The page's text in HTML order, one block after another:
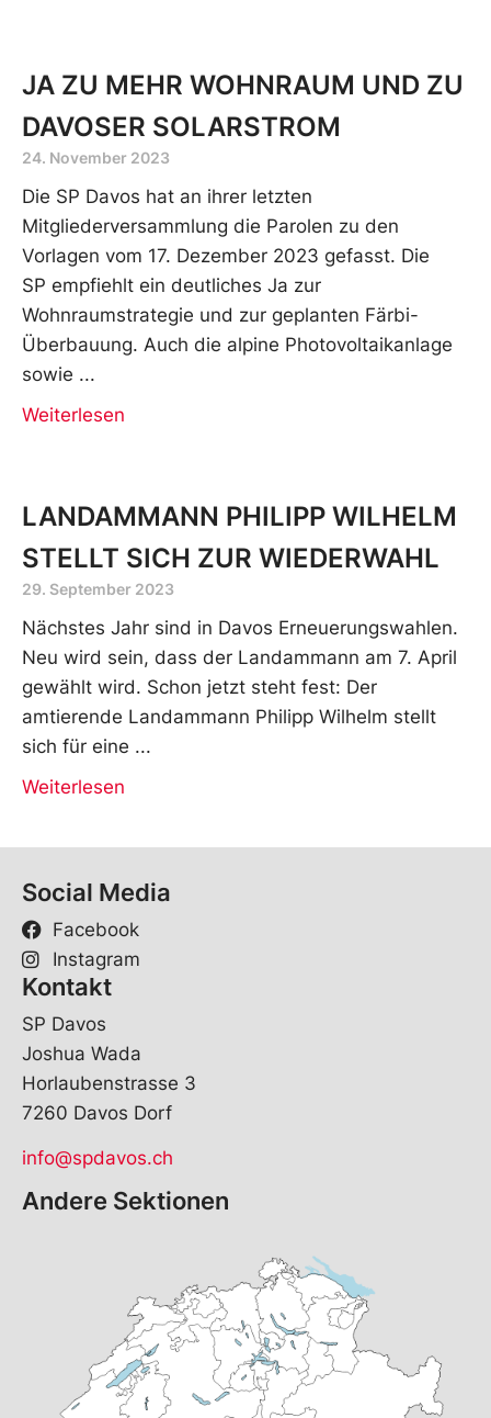
JA ZU MEHR WOHNRAUM UND ZU
DAVOSER SOLARSTROM
24. November 2023
Die SP Davos hat an ihrer letzten
Mitgliederversammlung die Parolen zu den
Vorlagen vom 17. Dezember 2023 gefasst. Die
SP empfiehlt ein deutliches Ja zur
Wohnraumstrategie und zur geplanten Färbi-
Überbauung. Auch die alpine Photovoltaikanlage
sowie
Weiterlesen
LANDAMMANN PHILIPP WILHELM
STELLT SICH ZUR WIEDERWAHL
29. September 2023
Nächstes Jahr sind in Davos Erneuerungswahlen.
Neu wird sein, dass der Landammann am 7. April
gewählt wird. Schon jetzt steht fest: Der
amtierende Landammann Philipp Wilhelm stellt
sich für eine
Weiterlesen
Social Media
Facebook
Instagram
Kontakt
SP Davos
Joshua Wada
Horlaubenstrasse 3
7260 Davos Dorf
info@spdavos.ch
Andere Sektionen